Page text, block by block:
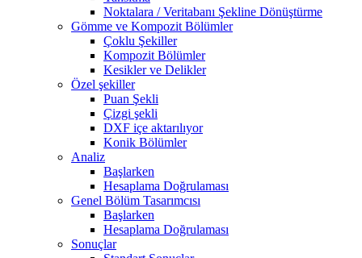
Noktalara / Veritabanı Şekline Dönüştürme
Gömme ve Kompozit Bölümler
Çoklu Şekiller
Kompozit Bölümler
Kesikler ve Delikler
Özel şekiller
Puan Şekli
Çizgi şekli
DXF içe aktarılıyor
Konik Bölümler
Analiz
Başlarken
Hesaplama Doğrulaması
Genel Bölüm Tasarımcısı
Başlarken
Hesaplama Doğrulaması
Sonuçlar